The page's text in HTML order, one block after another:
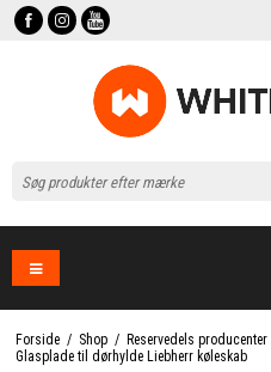
Forside / Shop / Reservedels producenter
Glasplade til dørhylde Liebherr køleskab